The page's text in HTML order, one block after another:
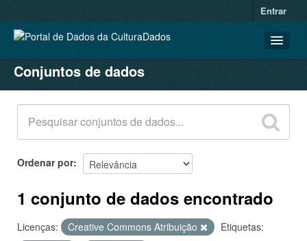
Entrar
CONJUNTOS DE DADOS
ORGANIZAÇÕES
GRUPOS
SOBRE
Conjuntos de dados
Ordenar por
1 conjunto de dados encontrado
Licenças: Creative Commons Atribuição
Etiquetas: